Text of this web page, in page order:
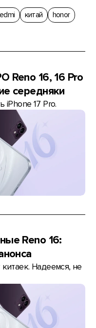
китай
honor
Reno 16, 16 Pro
середняки
iPhone 17 Pro.
Reno 16:
китаек. Надеемся, не